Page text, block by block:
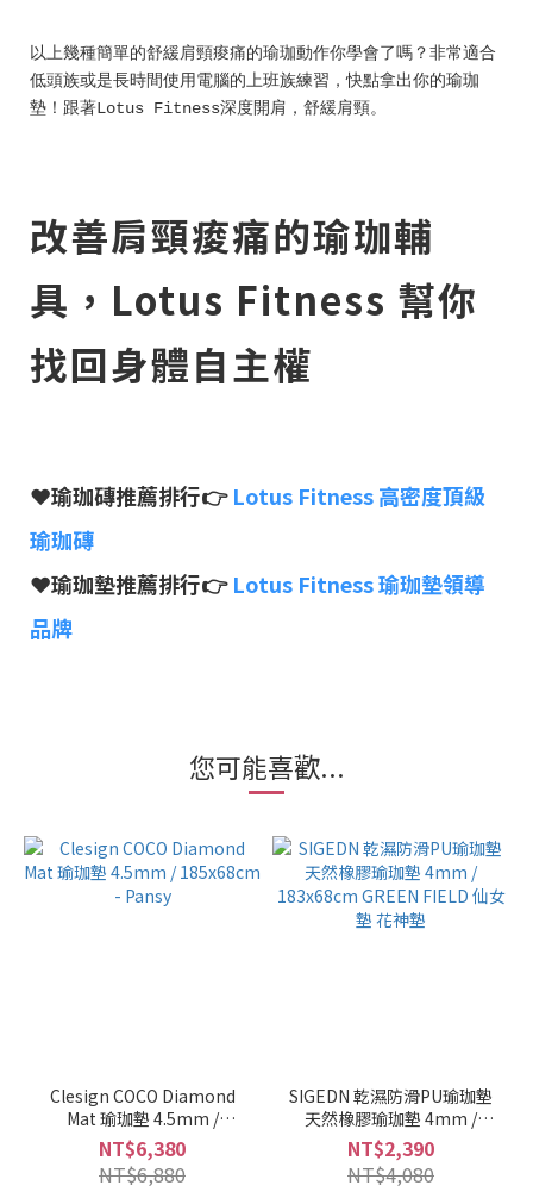
以上幾種簡單的舒緩肩頸痠痛的瑜珈動作你學會了嗎？非常適合
低頭族或是長時間使用電腦的上班族練習，快點拿出你的瑜珈
墊！跟著Lotus Fitness深度開肩，舒緩肩頸。
改善肩頸痠痛的瑜珈輔
具，Lotus Fitness 幫你
找回身體自主權
❤︎瑜珈磚推薦排行👉Lotus Fitness 高密度頂級
瑜珈磚
❤︎瑜珈墊推薦排行👉Lotus Fitness 瑜珈墊領導
品牌
您可能喜歡...
Clesign COCO Diamond
Mat 瑜珈墊 4.5mm /
185x68cm - Pansy
NT$6,380
NT$6,880
SIGEDN 乾濕防滑PU瑜珈墊
天然橡膠瑜珈墊 4mm /
183x68cm GREEN FIELD 仙
女墊 花神墊
NT$2,390
NT$4,080